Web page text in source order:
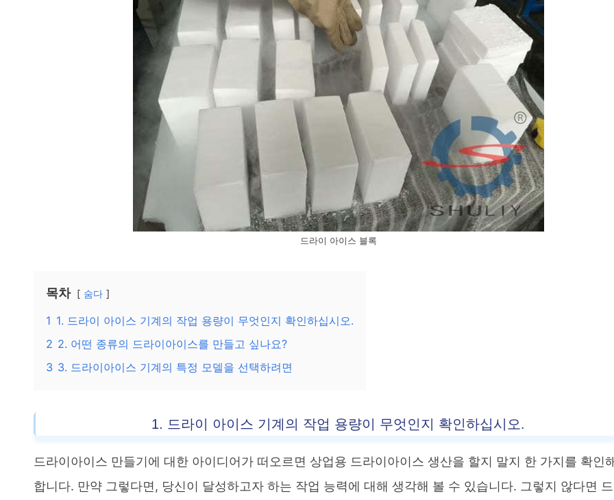
드라이 아이스 블록
목차 숨다
1 1. 드라이 아이스 기계의 작업 용량이 무엇인지 확인하십시오.
2 2. 어떤 종류의 드라이아이스를 만들고 싶나요?
3 3. 드라이아이스 기계의 특정 모델을 선택하려면
1. 드라이 아이스 기계의 작업 용량이 무엇인지 확인하십시오.
드라이아이스 만들기에 대한 아이디어가 떠오르면 상업용 드라이아이스 생산을 할지 말지 한 가지를 확인
합니다. 만약 그렇다면, 당신이 달성하고자 하는 작업 능력에 대해 생각해 볼 수 있습니다. 그렇지 않다면